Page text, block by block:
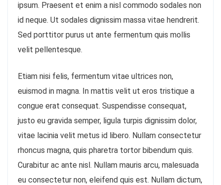
ipsum. Praesent et enim a nisl commodo sodales non
id neque. Ut sodales dignissim massa vitae hendrerit.
Sed porttitor purus ut ante fermentum quis mollis
velit pellentesque.
Etiam nisi felis, fermentum vitae ultrices non,
euismod in magna. In mattis velit ut eros tristique a
congue erat consequat. Suspendisse consequat,
justo eu gravida semper, ligula turpis dignissim dolor,
vitae lacinia velit metus id libero. Nullam consectetur
rhoncus magna, quis pharetra tortor bibendum quis.
Curabitur ac ante nisl. Nullam mauris arcu, malesuada
eu consectetur non, eleifend quis est. Nullam dictum,